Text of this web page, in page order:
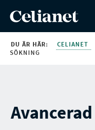
DU ÄR HÄR: CELIANET
SÖKNING